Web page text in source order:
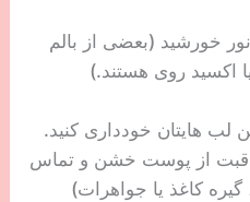
خورشید (بعضی از بالم
اکسید روی هستند.)
لب هایتان خودداری کنید.
از پوست خشن و تماس
گیره کاغذ یا جواهرات)